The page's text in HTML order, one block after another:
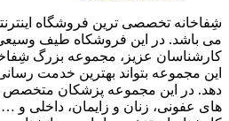
شِفاخانه تخصصی ترین فروشگاه
می باشد. در این فروشکاه طیف
کارشناسان عزیز، مجموعه بزرگ
این مجموعه بتواند بهترین خدمت
دهد. در این مجموعه پزشکان متخصص
های عفونی، زنان و زایمان، داخلی و